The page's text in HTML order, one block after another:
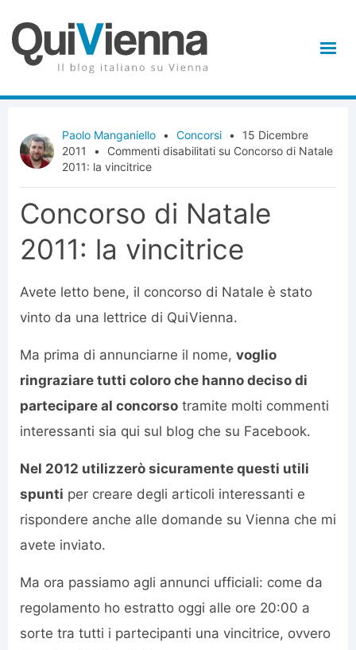
Paolo Manganiello • Concorsi •
15 Dicembre
2011
• Commenti disabilitati su Concorso di Natale
2011: la vincitrice
Concorso di Natale
2011: la vincitrice
Avete letto bene, il concorso di Natale è stato
vinto da una lettrice di QuiVienna.
Ma prima di annunciarne il nome, voglio
ringraziare tutti coloro che hanno deciso di
partecipare al concorso tramite molti commenti
interessanti sia qui sul blog che su Facebook.
Nel 2012 utilizzerò sicuramente questi utili
spunti per creare degli articoli interessanti e
rispondere anche alle domande su Vienna che mi
avete inviato.
Ma ora passiamo agli annunci ufficiali: come da
regolamento ho estratto oggi alle ore 20:00 a
sorte tra tutti i partecipanti una vincitrice, ovvero